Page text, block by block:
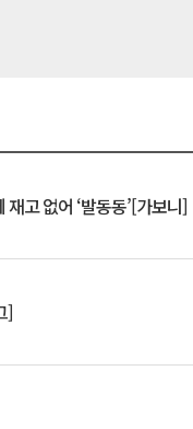
고 없어 ‘발동동’[가보니]
]